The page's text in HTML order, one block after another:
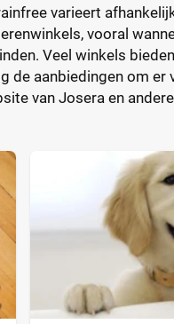
varieert
vooral
Veel winkels
de aanbiedingen om
van Josera en